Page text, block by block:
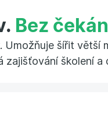
Bez
. Umožňuje šířit větší
zajišťování školení a